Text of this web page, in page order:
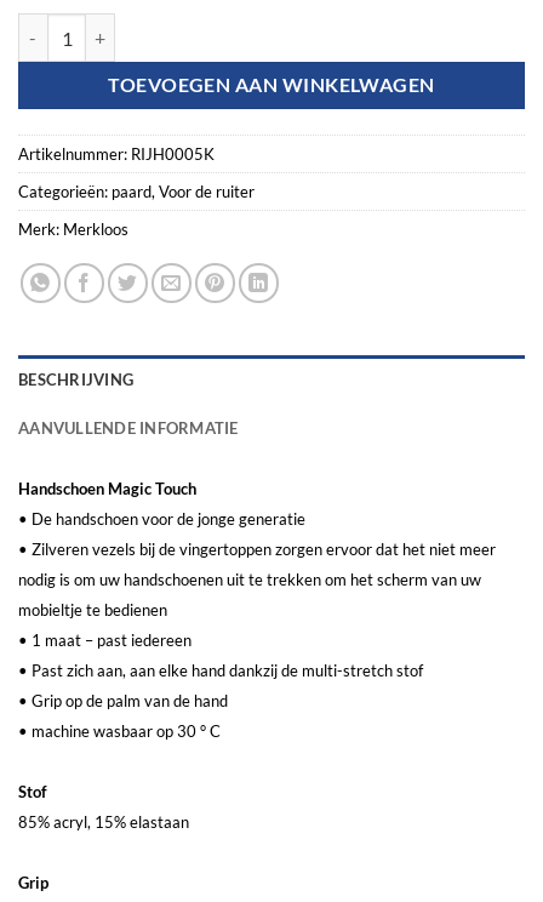
TOEVOEGEN AAN WINKELWAGEN
Artikelnummer: RIJH0005K
Categorieën: paard, Voor de ruiter
Merk: Merkloos
BESCHRIJVING
AANVULLENDE INFORMATIE
Handschoen Magic Touch
• De handschoen voor de jonge generatie
• Zilveren vezels bij de vingertoppen zorgen ervoor dat het niet meer
nodig is om uw handschoenen uit te trekken om het scherm van uw
mobieltje te bedienen
• 1 maat – past iedereen
• Past zich aan, aan elke hand dankzij de multi-stretch stof
• Grip op de palm van de hand
• machine wasbaar op 30 ° C
Stof
85% acryl, 15% elastaan
Grip